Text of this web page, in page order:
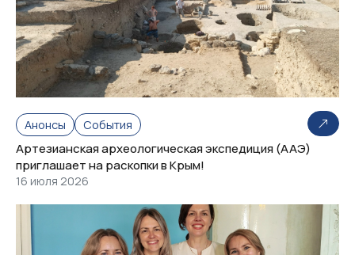
Анонсы События
Артезианская археологическая экспедиция (ААЭ)
приглашает на раскопки в Крым!
16 июля 2026